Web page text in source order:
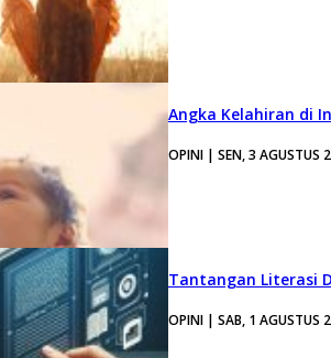
Angka Kelahiran di
OPINI | SEN, 3 AGUSTUS
Tantangan Literasi
OPINI | SAB, 1 AGUSTUS